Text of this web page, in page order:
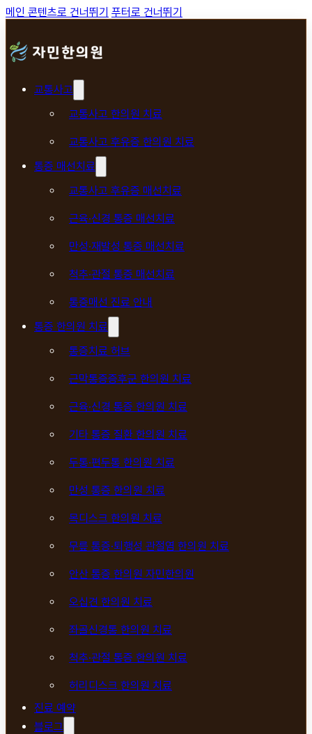
메인 콘텐츠로 건너뛰기 푸터로 건너뛰기
교통사고
교통사고 한의원 치료
교통사고 후유증 한의원 치료
통증 매선치료
교통사고 후유증 매선치료
근육·신경 통증 매선치료
만성·재발성 통증 매선치료
척추·관절 통증 매선치료
통증매선 진료 안내
통증 한의원 치료
통증치료 허브
근막통증증후군 한의원 치료
근육·신경 통증 한의원 치료
기타 통증 질환 한의원 치료
두통·편두통 한의원 치료
만성 통증 한의원 치료
목디스크 한의원 치료
무릎 통증·퇴행성 관절염 한의원 치료
안산 통증 한의원 자민한의원
오십견 한의원 치료
좌골신경통 한의원 치료
척추·관절 통증 한의원 치료
허리디스크 한의원 치료
진료 예약
블로그